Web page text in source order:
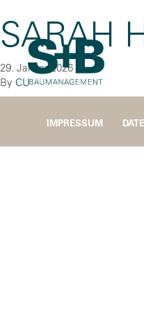
SARAH
29. Januar 2026
By CU
IMPRESSUM